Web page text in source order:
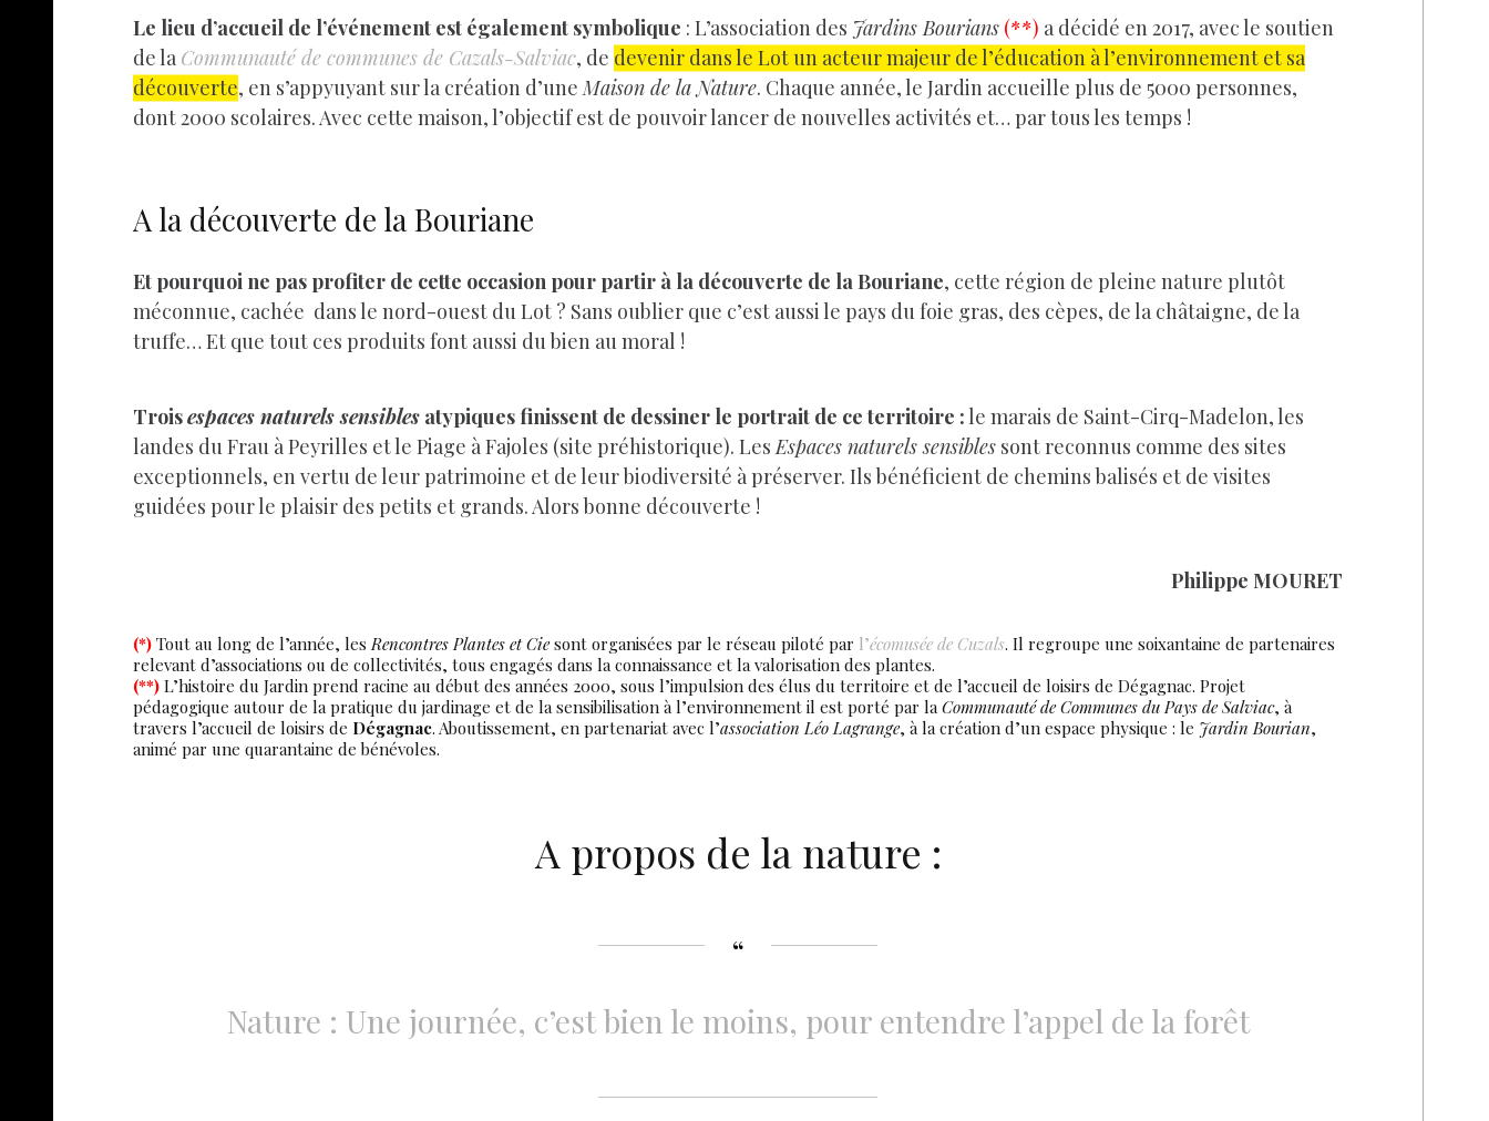
Le lieu d’accueil de l’événement est également symbolique : L’association des Jardins Bourians (**) a décidé en 2017, avec le soutien
de la Communauté de communes de Cazals-Salviac, de devenir dans le Lot un acteur majeur de l’éducation à l’environnement et sa
découverte, en s’appyuyant sur la création d’uneMaison de la Nature. Chaque année, le Jardin accueille plus de 5000 personnes,
dont 2000 scolaires. Avec cette maison, l’objectif est de pouvoir lancer de nouvelles activités et… par tous les temps !
A la découverte de la Bouriane
Et pourquoi ne pas profiter de cette occasion pour partir à la découverte de la Bouriane, cette région de pleine nature plutôt
méconnue, cachée dans le nord-ouest du Lot ? Sans oublier que c’est aussi le pays du foie gras, des cèpes, de la châtaigne, de la
truffe… Et que tout ces produits font aussi du bien au moral !
Troisespaces naturels sensibles atypiques finissent de dessiner le portrait de ce territoire :le marais de Saint-Cirq-Madelon, les
landes du Frau à Peyrilles et le Piage à Fajoles (site préhistorique). LesEspaces naturels sensibles sont reconnus comme des sites
exceptionnels, en vertu de leur patrimoine et de leur biodiversité à préserver. Ils bénéficient de chemins balisés et de visites
guidées pour le plaisir des petits et grands. Alors bonne découverte !
Philippe MOURET
(*) Tout au long de l’année, les Rencontres Plantes et Ciesont organisées par le réseau piloté par l’écomusée de Cuzals. Il regroupe une soixantaine de partenaires
relevant d’associations ou de collectivités, tous engagés dans la connaissance et la valorisation des plantes.
(**) L’histoire du Jardin prend racine au début des années 2000, sous l’impulsion des élus du territoire et de l’accueil de loisirs de Dégagnac. Projet
pédagogique autour de la pratique du jardinage et de la sensibilisation à l’environnement il est porté par la Communauté de Communes du Pays de Salviac, à
travers l’accueil de loisirs de Dégagnac. Aboutissement, en partenariat avec l’association Léo Lagrange, à la création d’un espace physique : le Jardin Bourian,
animé par une quarantaine de bénévoles.
A propos de la nature :
Nature : Une journée, c’est bien le moins, pour entendre l’appel de la forêt